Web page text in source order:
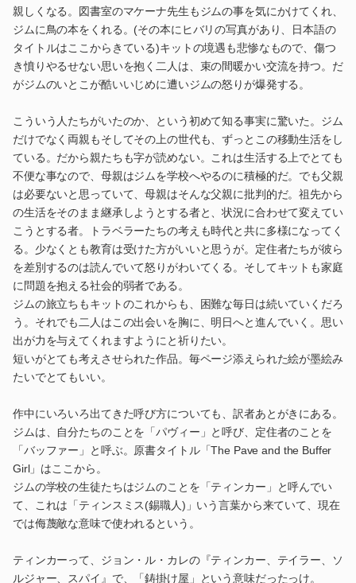
親しくなる。図書室のマケーナ先生もジムの事を気にかけてくれ、
ジムに鳥の本をくれる。(その本にヒバリの写真があり、日本語の
タイトルはここからきている)キットの境遇も悲惨なもので、傷つ
き憤りやるせない思いを抱く二人は、束の間暖かい交流を持つ。だ
がジムのいとこが酷いいじめに遭いジムの怒りが爆発する。
こういう人たちがいたのか、という初めて知る事実に驚いた。ジム
だけでなく両親もそしてその上の世代も、ずっとこの移動生活をし
ている。だから親たちも字が読めない。これは生活する上でとても
不便な事なので、母親はジムを学校へやるのに積極的だ。でも父親
は必要ないと思っていて、母親はそんな父親に批判的だ。祖先から
の生活をそのまま継承しようとする者と、状況に合わせて変えてい
こうとする者。トラベラーたちの考えも時代と共に多様になってく
る。少なくとも教育は受けた方がいいと思うが。定住者たちが彼ら
を差別するのは読んでいて怒りがわいてくる。そしてキットも家庭
に問題を抱える社会的弱者である。
ジムの旅立ちもキットのこれからも、困難な毎日は続いていくだろ
う。それでも二人はこの出会いを胸に、明日へと進んでいく。思い
出が力を与えてくれますようにと祈りたい。
短いがとても考えさせられた作品。毎ページ添えられた絵が墨絵み
たいでとてもいい。
作中にいろいろ出てきた呼び方についても、訳者あとがきにある。
ジムは、自分たちのことを「パヴィー」と呼び、定住者のことを
「バッファー」と呼ぶ。原書タイトル「The Pave and the Buffer
Girl」はここから。
ジムの学校の生徒たちはジムのことを「ティンカー」と呼んでい
て、これは「ティンスミス(錫職人)」いう言葉から来ていて、現在
では侮蔑敵な意味で使われるという。
ティンカーって、ジョン・ル・カレの『ティンカー、テイラー、ソ
ルジャー、スパイ』で、「鋳掛け屋」という意味だったっけ。